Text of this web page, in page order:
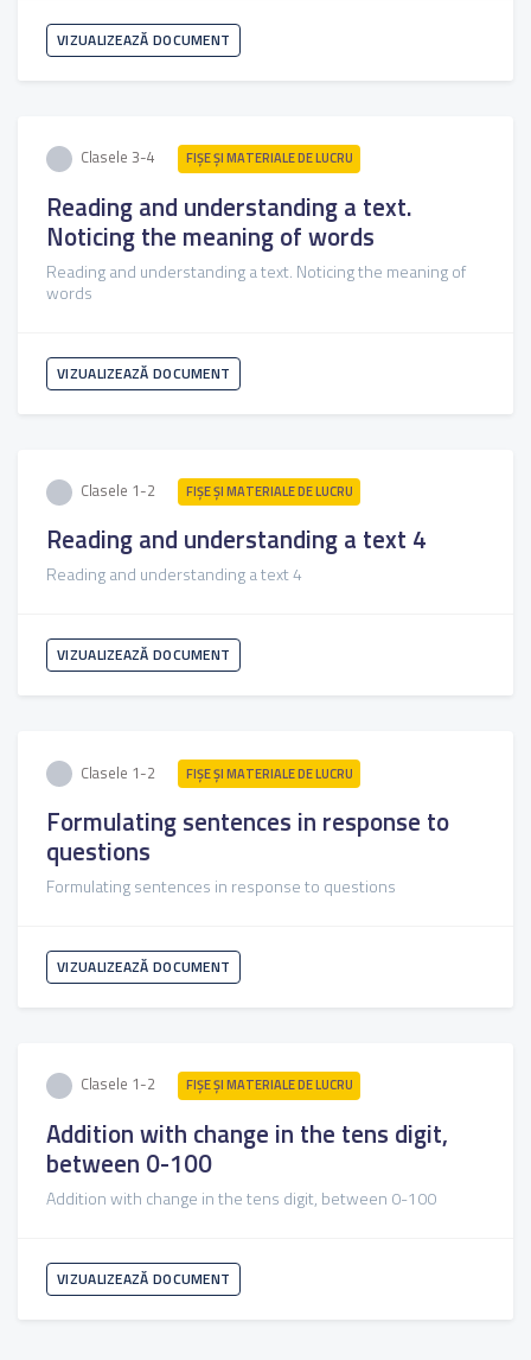
VIZUALIZEAZĂ DOCUMENT
Clasele 3-4 FIŞE ŞI MATERIALE DE LUCRU
Reading and understanding a text.
Noticing the meaning of words
Reading and understanding a text. Noticing the meaning of
words
VIZUALIZEAZĂ DOCUMENT
Clasele 1-2 FIŞE ŞI MATERIALE DE LUCRU
Reading and understanding a text 4
Reading and understanding a text 4
VIZUALIZEAZĂ DOCUMENT
Clasele 1-2 FIŞE ŞI MATERIALE DE LUCRU
Formulating sentences in response to
questions
Formulating sentences in response to questions
VIZUALIZEAZĂ DOCUMENT
Clasele 1-2 FIŞE ŞI MATERIALE DE LUCRU
Addition with change in the tens digit,
between 0-100
Addition with change in the tens digit, between 0-100
VIZUALIZEAZĂ DOCUMENT